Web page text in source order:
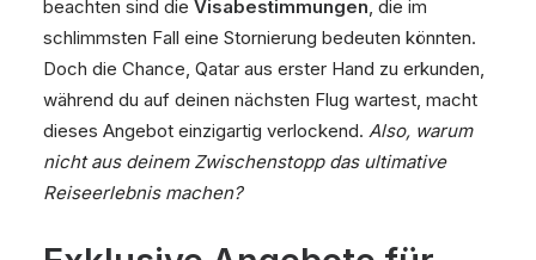
beachten sind die Visabestimmungen, die im
schlimmsten Fall eine Stornierung bedeuten könnten.
Doch die Chance, Qatar aus erster Hand zu erkunden,
während du auf deinen nächsten Flug wartest, macht
dieses Angebot einzigartig verlockend. Also, warum
nicht aus deinem Zwischenstopp das ultimative
Reiseerlebnis machen?